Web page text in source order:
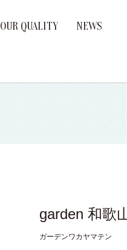
OUR QUALITY NEWS
garden 和歌
ガーデンワカヤマテン